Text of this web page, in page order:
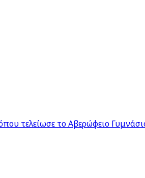
τελείωσε το Αβερώφειο